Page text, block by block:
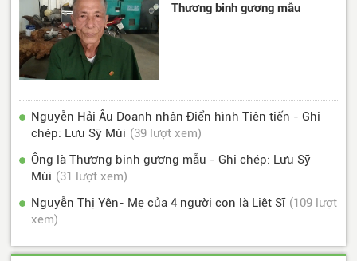
Thương binh gương mẫu
Nguyễn Hải Âu Doanh nhân Điển hình Tiên tiến - Ghi
chép: Lưu Sỹ Mùi (39 lượt xem)
Ông là Thương binh gương mẫu - Ghi chép: Lưu Sỹ
Mùi (31 lượt xem)
Nguyễn Thị Yên- Mẹ của 4 người con là Liệt Sĩ (109 lượt
xem)